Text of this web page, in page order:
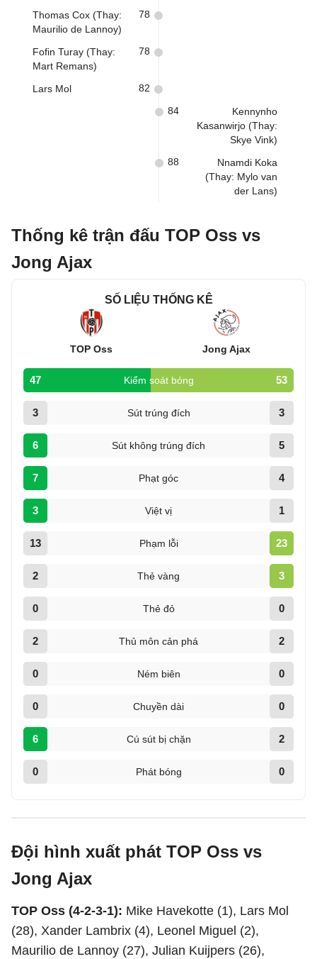
Thomas Cox (Thay:
Maurilio de Lannoy)
78
Fofin Turay (Thay:
Mart Remans)
78
Lars Mol 82
Kennynho
Kasanwirjo (Thay:
Skye Vink)
84
Nnamdi Koka
(Thay: Mylo van
der Lans)
88
Thống kê trận đấu TOP Oss vs
Jong Ajax
SỐ LIỆU THỐNG KÊ
TOP Oss Jong Ajax
47 Kiểm soát bóng 53
3 Sút trúng đích 3
6 Sút không trúng đích 5
7 Phạt góc 4
3 Việt vị 1
13 Phạm lỗi 23
2 Thẻ vàng 3
0 Thẻ đỏ 0
2 Thủ môn cản phá 2
0 Ném biên 0
0 Chuyền dài 0
6 Cú sút bị chặn 2
0 Phát bóng 0
Đội hình xuất phát TOP Oss vs
Jong Ajax
TOP Oss (4-2-3-1): Mike Havekotte (1), Lars Mol
(28), Xander Lambrix (4), Leonel Miguel (2),
Maurilio de Lannoy (27), Julian Kuijpers (26),